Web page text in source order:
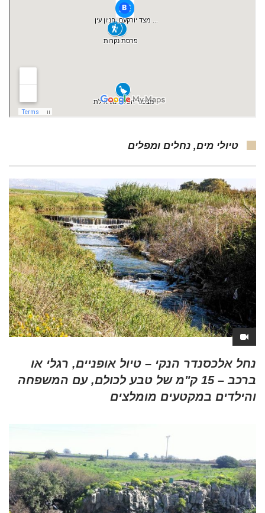
טיולי מים, נחלים ומפלים
נחל אלכסנדר הנקי – טיול אופניים, רגלי או
ברכב – 15 ק"מ של טבע לכולם, עם המשפחה
והילדים במקטעים מומלצים